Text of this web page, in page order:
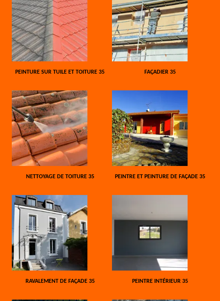
PEINTURE SUR TUILE ET TOITURE 35 FAÇADIER 35
NETTOYAGE DE TOITURE 35 PEINTRE ET PEINTURE DE FAÇADE 35
RAVALEMENT DE FAÇADE 35 PEINTRE INTÉRIEUR 35